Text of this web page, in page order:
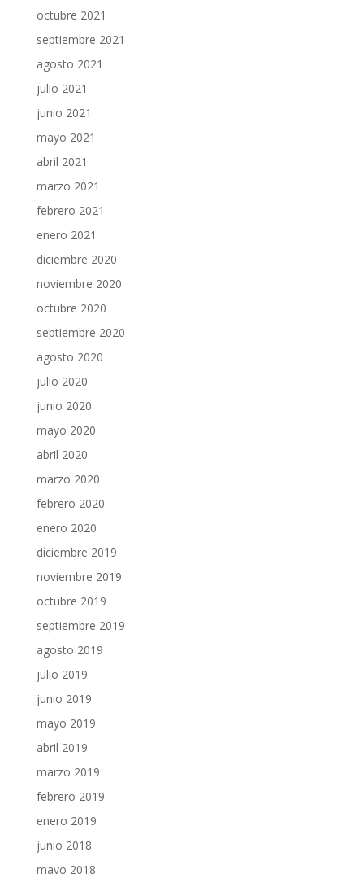
octubre 2021
septiembre 2021
agosto 2021
julio 2021
junio 2021
mayo 2021
abril 2021
marzo 2021
febrero 2021
enero 2021
diciembre 2020
noviembre 2020
octubre 2020
septiembre 2020
agosto 2020
julio 2020
junio 2020
mayo 2020
abril 2020
marzo 2020
febrero 2020
enero 2020
diciembre 2019
noviembre 2019
octubre 2019
septiembre 2019
agosto 2019
julio 2019
junio 2019
mayo 2019
abril 2019
marzo 2019
febrero 2019
enero 2019
junio 2018
mayo 2018